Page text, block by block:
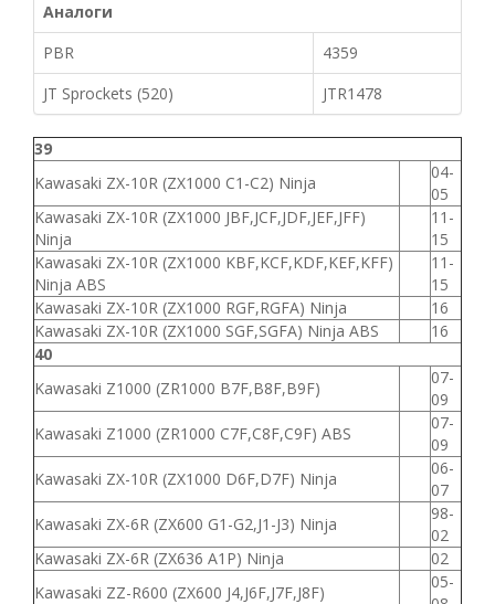
Аналоги
PBR
4359
JT Sprockets (520)
JTR1478
39
Kawasaki ZX-10R (ZX1000 C1-C2) Ninja
04-
05
Kawasaki ZX-10R (ZX1000 JBF,JCF,JDF,JEF,JFF)
Ninja
11-
15
Kawasaki ZX-10R (ZX1000 KBF,KCF,KDF,KEF,KFF)
Ninja ABS
11-
15
Kawasaki ZX-10R (ZX1000 RGF,RGFA) Ninja
16
Kawasaki ZX-10R (ZX1000 SGF,SGFA) Ninja ABS
16
40
Kawasaki Z1000 (ZR1000 B7F,B8F,B9F)
07-
09
Kawasaki Z1000 (ZR1000 C7F,C8F,C9F) ABS
07-
09
Kawasaki ZX-10R (ZX1000 D6F,D7F) Ninja
06-
07
Kawasaki ZX-6R (ZX600 G1-G2,J1-J3) Ninja
98-
02
Kawasaki ZX-6R (ZX636 A1P) Ninja
02
Kawasaki ZZ-R600 (ZX600 J4,J6F,J7F,J8F)
05-